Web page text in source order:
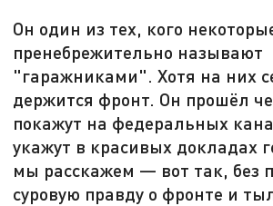
Он один из тех, кого
пренебрежительно называют
"гаражниками". Хотя на них
держится фронт. Он прошёл
покажут на федеральных
укажут в красивых докладах
мы расскажем — вот так, без
суровую правду о фронте и